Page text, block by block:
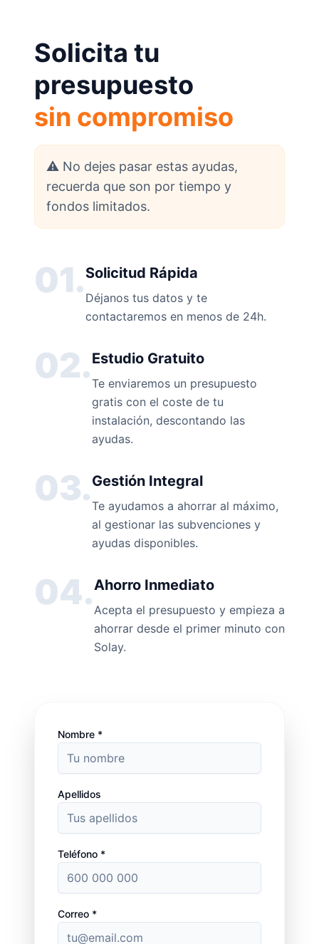
Solicita tu
presupuesto
sin compromiso
⚠️ No dejes pasar estas ayudas,
recuerda que son por tiempo y
fondos limitados.
01.Solicitud Rápida
Déjanos tus datos y te
contactaremos en menos de 24h.
02.Estudio Gratuito
Te enviaremos un presupuesto
gratis con el coste de tu
instalación, descontando las
ayudas.
03.Gestión Integral
Te ayudamos a ahorrar al máximo,
al gestionar las subvenciones y
ayudas disponibles.
04.Ahorro Inmediato
Acepta el presupuesto y empieza a
ahorrar desde el primer minuto con
Solay.
Nombre *
Apellidos
Teléfono *
Correo *